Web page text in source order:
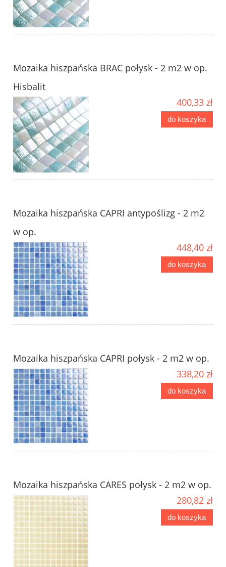
Mozaika hiszpańska BRAC połysk - 2 m2 w op.
Hisbalit
400,33 zł
do koszyka
Mozaika hiszpańska CAPRI antypoślizg - 2 m2
w op.
448,40 zł
do koszyka
Mozaika hiszpańska CAPRI połysk - 2 m2 w op.
338,20 zł
do koszyka
Mozaika hiszpańska CARES połysk - 2 m2 w op.
280,82 zł
do koszyka